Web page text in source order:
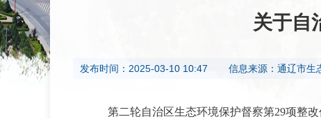
关于自
发布时间： 2025-03-10 10:47 信息来源： 通辽市生
第二轮自治区生态环境保护督察第29项整